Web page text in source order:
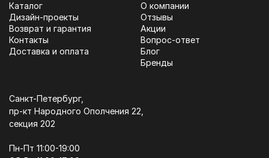
Каталог
Дизайн-проекты
Возврат и гарантия
Контакты
Доставка и оплата
О компании
Отзывы
Акции
Вопрос-ответ
Блог
Бренды
Санкт-Петербург,
пр-кт Народного Ополчения 22,
секция 202
Пн-Пт 11:00-19:00